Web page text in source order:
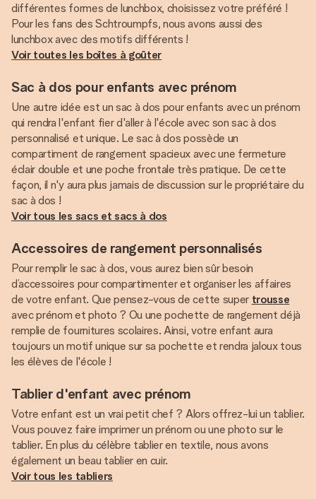
différentes formes de lunchbox, choisissez votre préféré !
Pour les fans des Schtroumpfs, nous avons aussi des
Voir toutes les boîtes à goûter
Sac à dos pour enfants avec prénom
Une autre idée est un sac à dos pour enfants avec un prénom
qui rendra l'enfant fier d'aller à l'école avec son sac à dos
personnalisé et unique. Le sac à dos possède un
compartiment de rangement spacieux avec une fermeture
éclair double et une poche frontale très pratique. De cette
façon, il n'y aura plus jamais de discussion sur le propriétaire du
Voir tous les sacs et sacs à dos
Accessoires de rangement personnalisés
Pour remplir le sac à dos, vous aurez bien sûr besoin
d’accessoires pour compartimenter et organiser les affaires
de votre enfant. Que pensez-vous de cette super trousse
avec prénom et photo ? Ou une pochette de rangement déjà
remplie de fournitures scolaires. Ainsi, votre enfant aura
toujours un motif unique sur sa pochette et rendra jaloux tous
les élèves de l'école !
Tablier d'enfant avec prénom
Votre enfant est un vrai petit chef ? Alors offrez-lui un tablier.
Vous pouvez faire imprimer un prénom ou une photo sur le
tablier. En plus du célèbre tablier en textile, nous avons
Voir tous les tabliers